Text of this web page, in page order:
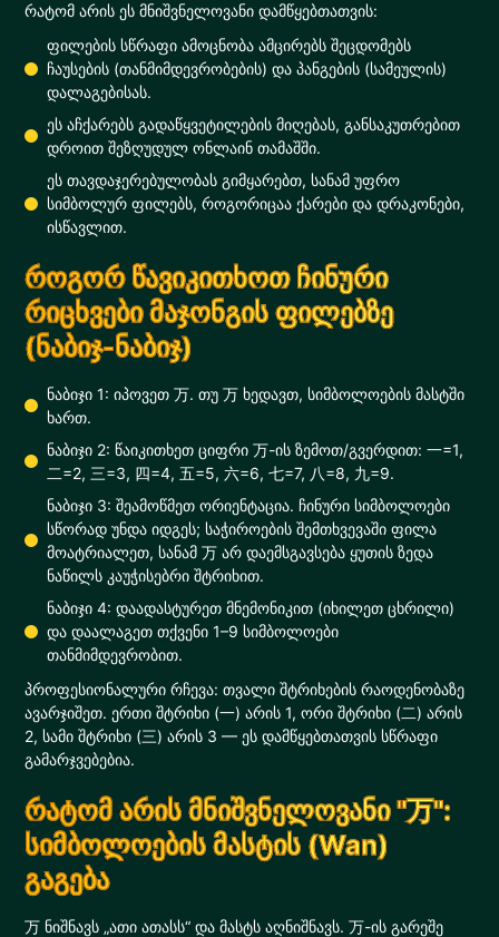
რატომ არის ეს მნიშვნელოვანი დამწყებთათვის:
ფილების სწრაფი ამოცნობა ამცირებს შეცდომებს
ჩაუსების (თანმიმდევრობების) და პანგების (სამეულის)
დალაგებისას.
ეს აჩქარებს გადაწყვეტილების მიღებას, განსაკუთრებით
დროით შეზღუდულ ონლაინ თამაშში.
ეს თავდაჯერებულობას გიმყარებთ, სანამ უფრო
სიმბოლურ ფილებს, როგორიცაა ქარები და დრაკონები,
ისწავლით.
როგორ წავიკითხოთ ჩინური
რიცხვები მაჯონგის ფილებზე
(ნაბიჯ-ნაბიჯ)
ნაბიჯი 1: იპოვეთ 万. თუ 万 ხედავთ, სიმბოლოების მასტში
ხართ.
ნაბიჯი 2: წაიკითხეთ ციფრი 万-ის ზემოთ/გვერდით: 一=1,
二=2, 三=3, 四=4, 五=5, 六=6, 七=7, 八=8, 九=9.
ნაბიჯი 3: შეამოწმეთ ორიენტაცია. ჩინური სიმბოლოები
სწორად უნდა იდგეს; საჭიროების შემთხვევაში ფილა
მოატრიალეთ, სანამ 万 არ დაემსგავსება ყუთის ზედა
ნაწილს კაუჭისებრი შტრიხით.
ნაბიჯი 4: დაადასტურეთ მნემონიკით (იხილეთ ცხრილი)
და დაალაგეთ თქვენი 1–9 სიმბოლოები
თანმიმდევრობით.
პროფესიონალური რჩევა: თვალი შტრიხების რაოდენობაზე
ავარჯიშეთ. ერთი შტრიხი (一) არის 1, ორი შტრიხი (二) არის
2, სამი შტრიხი (三) არის 3 — ეს დამწყებთათვის სწრაფი
გამარჯვებებია.
რატომ არის მნიშვნელოვანი "万":
სიმბოლოების მასტის (Wan)
გაგება
万 ნიშნავს „ათი ათასს“ და მასტს აღნიშნავს. 万-ის გარეშე